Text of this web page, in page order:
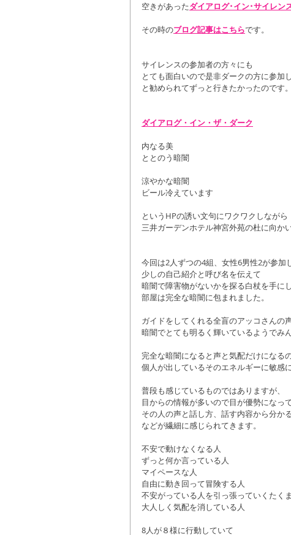
空きがあったダイアログ･イン･サイレン
その時のブログ記事はこちらです。
サイレンスの参加者の方々にも
とても面白いので是非ダークの方に参加
と勧められてずっと行きたかったのです。
ダイアログ・イン・ザ・ダーク
内なる美
ととのう暗闇
涼やかな暗闇
ビール冷えています
というHPの誘い文句にワクワクしながら
三井ガーデンホテル神宮外苑の杜に向かい
今回は2人ずつの4組、女性6男性2が参加
少しの自己紹介と呼び名を伝えて
暗闇で障害物がないかを探る白杖を手に
部屋は完全な暗闇に包まれました。
ガイドをしてくれる全盲のアッコさんの
暗闇でとても明るく輝いているようでみ
完全な暗闇になると声と気配だけになるの
個人が出しているそのエネルギーに敏感
普段も感じているものではありますが、
目からの情報が多いので目が優勢になって
その人の声と話し方、話す内容から分か
などが繊細に感じられてきます。
不安で動けなくなる人
ずっと何か言っている人
マイペースな人
自由に動き回って冒険する人
不安がっている人を引っ張っていくたく
大人しく気配を消している人
8人が８様に行動していて